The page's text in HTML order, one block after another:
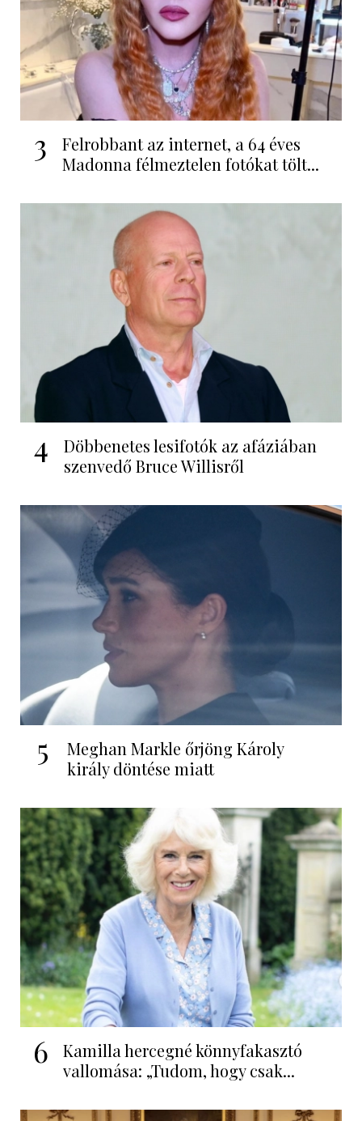
3
Felrobbant az internet, a 64 éves
Madonna félmeztelen fotókat tölt...
4
Döbbenetes lesifotók az afáziában
szenvedő Bruce Willisről
5
Meghan Markle őrjöng Károly
király döntése miatt
6
Kamilla hercegné könnyfakasztó
vallomása: „Tudom, hogy csak...